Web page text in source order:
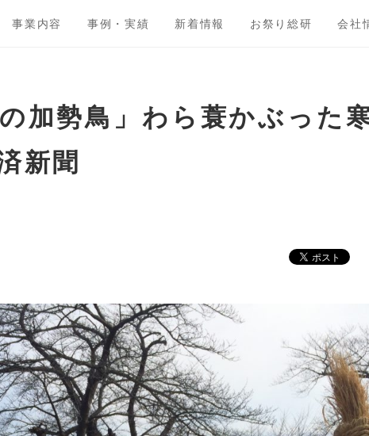
事業内容 事例・実績 新着情報 お祭り総研 会社
加勢鳥」わら蓑かぶった
新聞